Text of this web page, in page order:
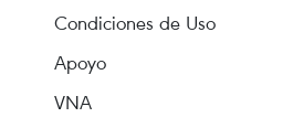
Condiciones de Uso
Apoyo
VNA